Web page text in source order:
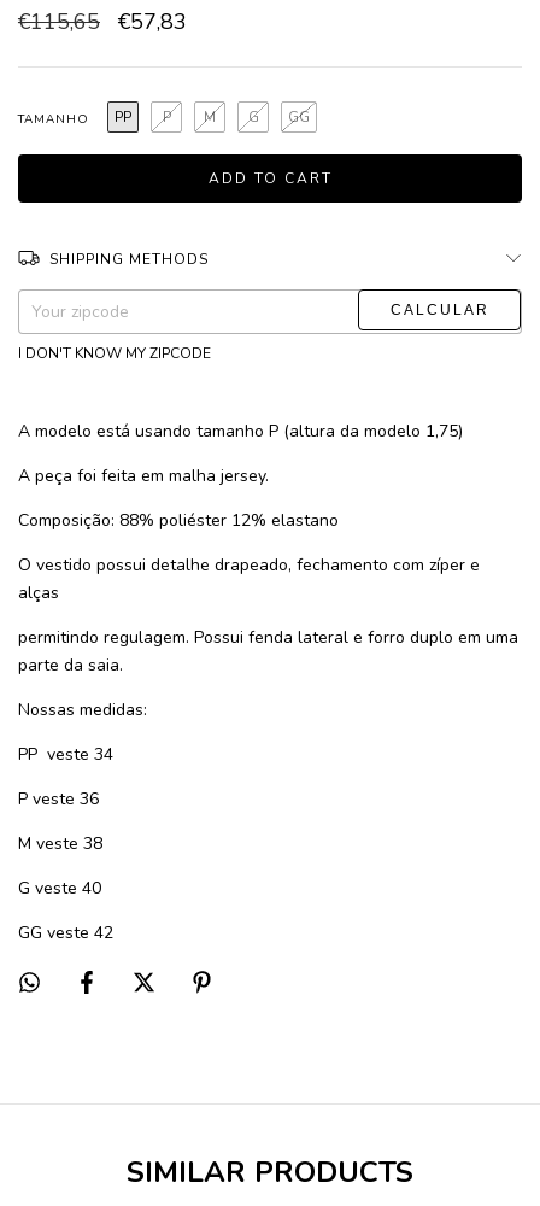
€115,65 €57,83
TAMANHO GG
G
M
P
PP
SHIPPING METHODS
Shipping for zipcode:
CHANGE ZIPCODE
I DON'T KNOW MY ZIPCODE
A modelo está usando tamanho P (altura da modelo 1,75)
A peça foi feita em malha jersey.
Composição: 88% poliéster 12% elastano
O vestido possui detalhe drapeado, fechamento com zíper e
alças
permitindo regulagem. Possui fenda lateral e forro duplo em uma
parte da saia.
Nossas medidas:
PP veste 34
P veste 36
M veste 38
G veste 40
GG veste 42
SIMILAR PRODUCTS